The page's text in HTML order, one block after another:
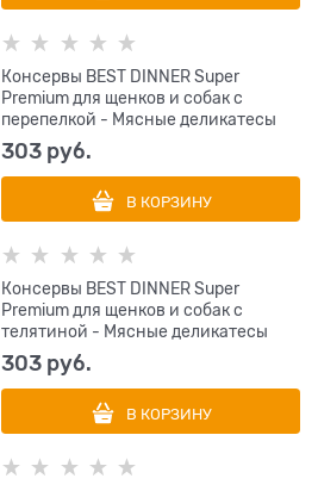
Консервы BEST DINNER Super
Premium для щенков и собак с
перепелкой - Мясные деликатесы
303 руб.
В КОРЗИНУ
Консервы BEST DINNER Super
Premium для щенков и собак с
телятиной - Мясные деликатесы
303 руб.
В КОРЗИНУ